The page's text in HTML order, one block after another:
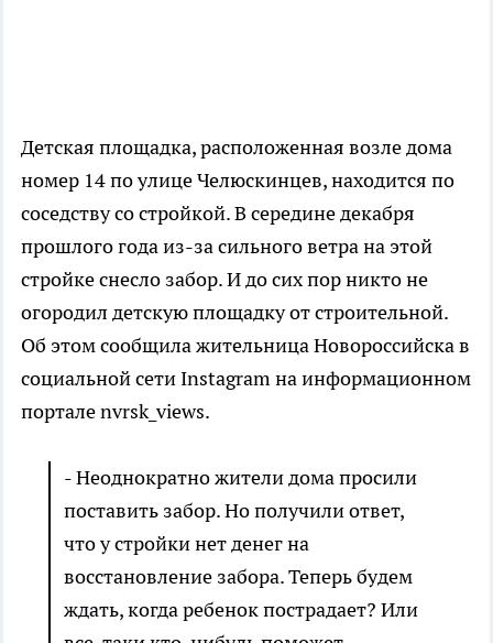
Детская площадка, расположенная возле дома
номер 14 по улице Челюскинцев, находится по
соседству со стройкой. В середине декабря
прошлого года из-за сильного ветра на этой
стройке снесло забор. И до сих пор никто не
огородил детскую площадку от строительной.
Об этом сообщила жительница Новороссийска в
социальной сети Instagram на информационном
портале nvrsk_views.
- Неоднократно жители дома просили
поставить забор. Но получили ответ,
что у стройки нет денег на
восстановление забора. Теперь будем
ждать, когда ребенок пострадает? Или